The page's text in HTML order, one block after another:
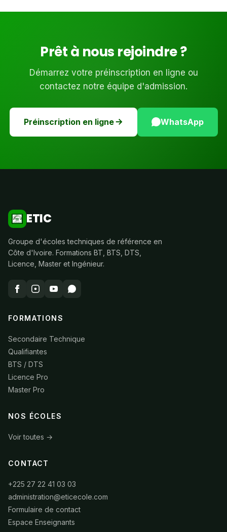
Prêt à nous rejoindre ?
Démarrez votre préinscription en ligne ou
contactez notre équipe d'admission.
Préinscription en ligne WhatsApp
ETIC
Groupe d'écoles techniques de référence en
Côte d'Ivoire. Formations BT, BTS, DTS,
Licence, Master et Ingénieur.
FORMATIONS
Secondaire Technique
Qualifiantes
BTS / DTS
Licence Pro
Master Pro
NOS ÉCOLES
Voir toutes →
CONTACT
+225 27 22 41 03 03
administration@eticecole.com
Formulaire de contact
Espace Enseignants